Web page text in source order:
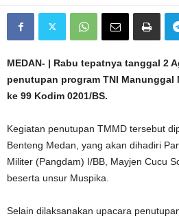
MEDAN- | Rabu tepatnya tanggal 2
penutupan program TNI Manunggal
ke 99 Kodim 0201/BS.
Kegiatan penutupan TMMD tersebut
Benteng Medan, yang akan dihadiri
Militer (Pangdam) I/BB, Mayjen Cucu
beserta unsur Muspika.
Selain dilaksanakan upacara